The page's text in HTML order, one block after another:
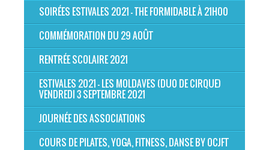
SOIRÉES ESTIVALES 2021 - THE FORMIDABLE À 21H00
COMMÉMORATION DU 29 AOÛT
RENTRÉE SCOLAIRE 2021
ESTIVALES 2021 - LES MOLDAVES (DUO DE CIRQUE)
VENDREDI 3 SEPTEMBRE 2021
JOURNÉE DES ASSOCIATIONS
COURS DE PILATES, YOGA, FITNESS, DANSE BY OCJFT